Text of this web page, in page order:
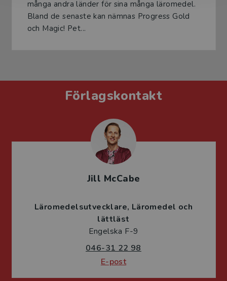
många andra länder för sina många läromedel.
Bland de senaste kan nämnas Progress Gold
och Magic! Pet...
Förlagskontakt
Jill McCabe
Läromedelsutvecklare Läromedel och
lättläst
Engelska F-9
046-31 22 98
E-post